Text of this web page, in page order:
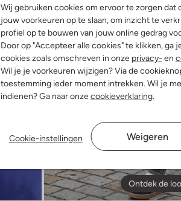
Wij gebruiken cookies om ervoor te zorgen
jouw voorkeuren op te slaan, om inzicht te
profiel op te bouwen van jouw online gedrag
Door op "Accepteer alle cookies" te klikken, ga
cookies zoals omschreven in onze privacy- en
Wil je je voorkeuren wijzigen? Via de
toestemming ieder moment intrekken. Wil je
indienen? Ga naar onzecookieverklaring.
Cookie-instellingen Weigeren
Ontdek de